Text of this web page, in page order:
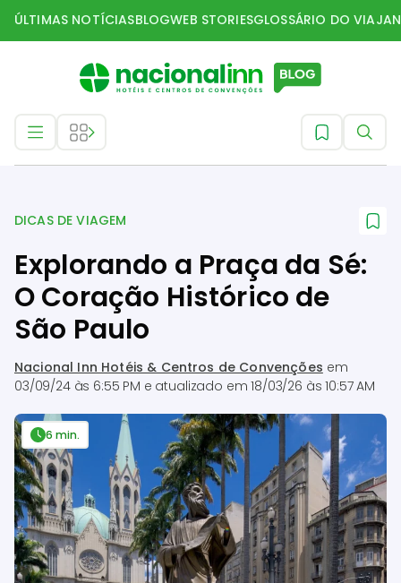
ÚLTIMAS NOTÍCIASBLOGWEB STORIESGLOSSÁRIO DO
DICAS DE VIAGEM
Explorando a Praça da Sé:
O Coração Histórico de
São Paulo
Nacional Inn Hotéis & Centros de Convenções em
03/09/24 às 6:55 PM e atualizado em18/03/26 às 10:57 AM
6 min.